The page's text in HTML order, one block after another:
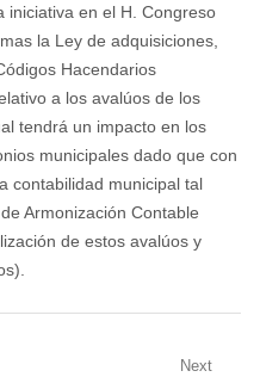
iniciativa en el H. Congreso
la Ley de adquisiciones,
Hacendarios
a los avalúos de los
tendrá un impacto en los
municipales dado que con
contabilidad municipal tal
Armonización Contable
de estos avalúos y
Next